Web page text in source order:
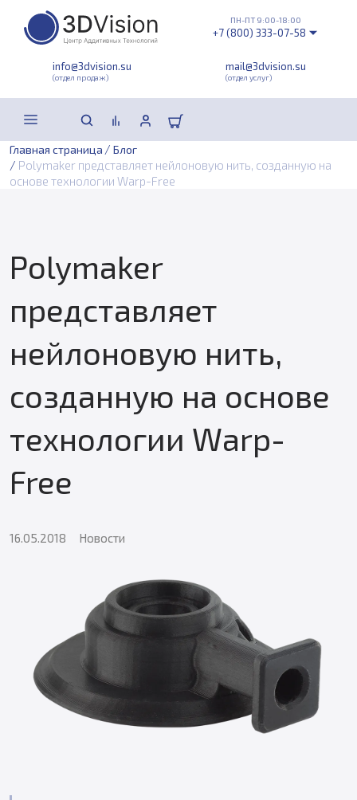
info@3dvision.su
(отдел продаж)
mail@3dvision.su
(отдел услуг)
ПН-ПТ 9:00-18:00
+7 (800) 333-07-58
Главная страница / Блог
/ Polymaker представляет нейлоновую нить, созданную на
основе технологии Warp-Free
Polymaker
представляет
нейлоновую нить,
созданную на основе
технологии Warp-
Free
16.05.2018 Новости